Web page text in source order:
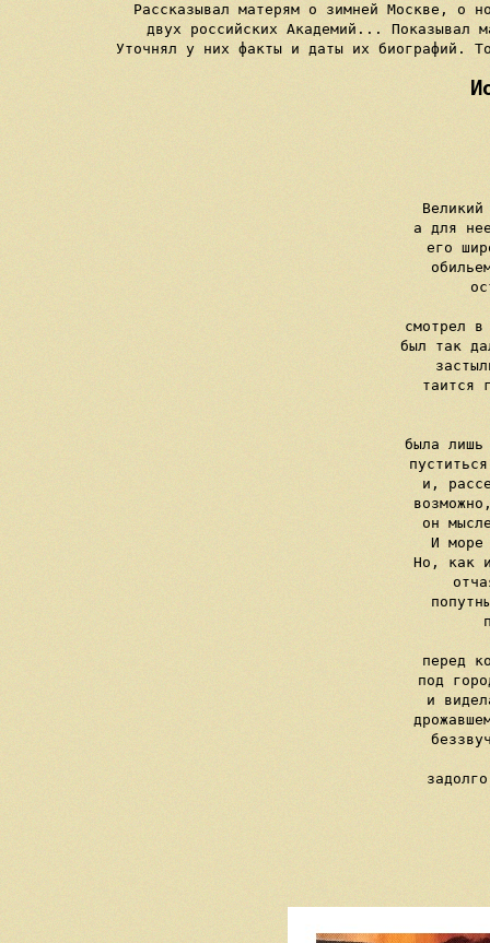
Рассказывал матерям о зимней Москве, о
двух российских Академий... Показывал
Великий
а для
его
смотрел в
был так
таится
была лишь
и,
он
И море
Но, как
перед
под
и